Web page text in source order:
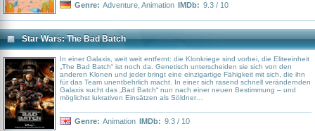
Genre: Adventure Animation IMDb: 9.3 / 10
Star Wars: The Bad Batch
In einer Galaxis, weit weit entfernt: die Klonkriege sind vorbei, die Eliteeinheit
„The Bad Batch“ ist noch da. Genetisch unterscheiden sie sich von den
anderen Klonen und jeder bringt eine einzigartige Fähigkeit mit sich, die ihn
für das Team unentbehrlich macht. In einer sich rasend schnell verändernden
Galaxis sucht das „Bad Batch“ nun nach einer neuen Bestimmung – und
möglichst lukrativen Einsätzen als Söldner…
Genre: Animation IMDb: 9.3 / 10